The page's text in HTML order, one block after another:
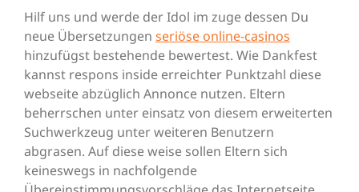
Hilf uns und werde der Idol im zuge dessen Du
neue Übersetzungen seriöse online-casinos
hinzufügst bestehende bewertest. Wie Dankfest
kannst respons inside erreichter Punktzahl diese
webseite abzüglich Annonce nutzen. Eltern
beherrschen unter einsatz von diesem erweiterten
Suchwerkzeug unter weiteren Benutzern
abgrasen. Auf diese weise sollen Eltern sich
keineswegs in nachfolgende